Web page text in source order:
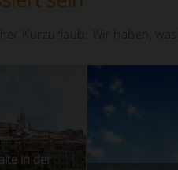
Kurzurlaub: Wir haben,
in der